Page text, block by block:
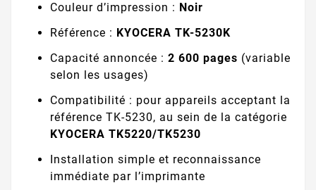
Couleur d’impression : Noir
Référence : KYOCERA TK-5230K
Capacité annoncée : 2 600 pages (variable
selon les usages)
Compatibilité : pour appareils acceptant la
référence TK-5230, au sein de la catégorie
KYOCERA TK5220/TK5230
Installation simple et reconnaissance
immédiate par l’imprimante